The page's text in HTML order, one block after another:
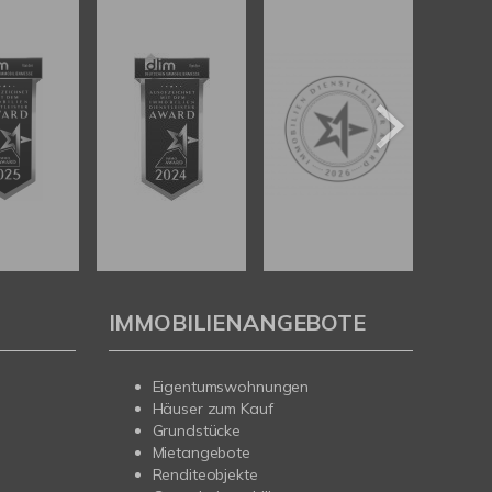
IMMOBILIENANGEBOTE
Eigentumswohnungen
Häuser zum Kauf
Grundstücke
Mietangebote
Renditeobjekte